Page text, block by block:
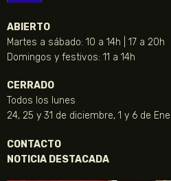
ABIERTO
Martes a sábado: 10 a 14h | 17 a 20h
Domingos y festivos: 11 a 14h
CERRADO
Todos los lunes
24, 25 y 31 de diciembre, 1 y 6 de
CONTACTO
NOTICIA DESTACADA